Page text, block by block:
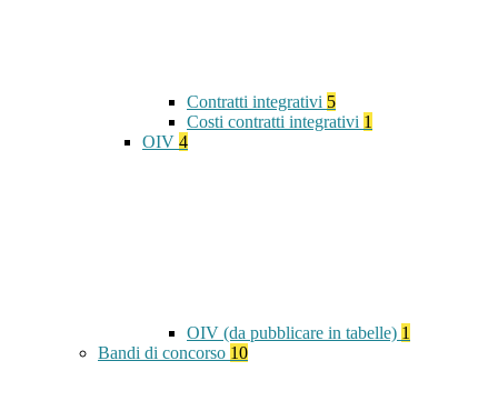
Contratti integrativi 5
Costi contratti integrativi 1
OIV 4
OIV (da pubblicare in tabelle) 1
Bandi di concorso 10